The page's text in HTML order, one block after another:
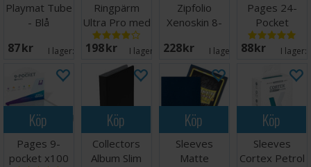
Playmat Tube
- Blå
87 SEK I lager:
Ringpärm
Ultra Pro med
Magic Logo
198 SEK I lager: 16
Zipfolio
Xenoskin 8-
228 SEK I lager: 7
Pages 24-
Pocket
QuadRow x10
Svart
88 SEK I lager:
Köp
Pages 9-
pocket x100
Köp
Collectors
Album Slim
Köp
Sleeves
Matte
Köp
Sleeves
Cortex Petrol